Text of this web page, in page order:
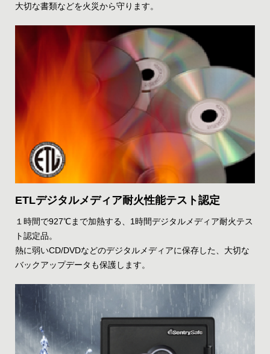
大切な書類などを火災から守ります。
ETLデジタルメディア耐火性能テスト認定
１時間で927℃まで加熱する、1時間デジタルメディア耐火テス
ト認定品。
熱に弱いCD/DVDなどのデジタルメディアに保存した、大切な
バックアップデータも保護します。